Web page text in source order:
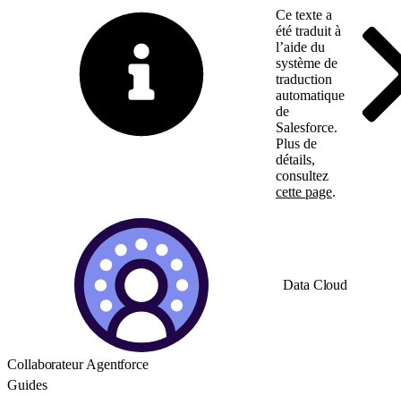
Ce texte a
été traduit à
l’aide du
système de
traduction
automatique
de
Salesforce.
Plus de
détails,
consultez
cette page.
Data Cloud
Collaborateur Agentforce
Guides